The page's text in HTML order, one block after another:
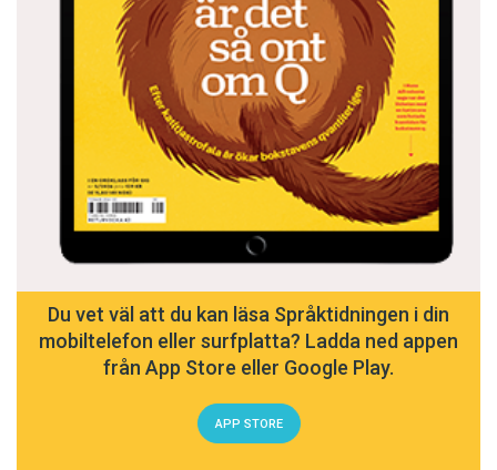
Du vet väl att du kan läsa Språktidningen i din
mobiltelefon eller surfplatta? Ladda ned appen
från App Store eller Google Play.
APP STORE